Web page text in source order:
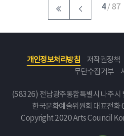
4/ 87
개인정보처리방침 저작권정책
무단수집거부
(58326) 전남광주통합특별시 나주시
한국문화예술위원회 대표전
Copyright 2020 Arts Council